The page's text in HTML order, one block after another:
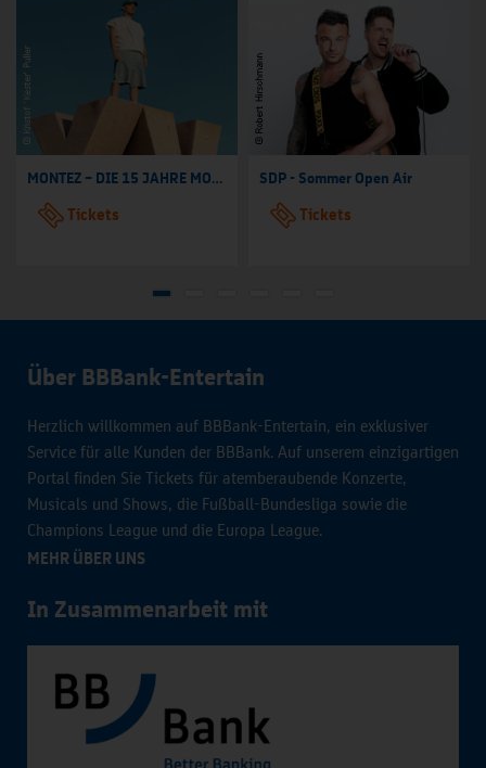
MONTEZ – DIE 15 JAHRE MONTEZ – TOUR
Tickets
SDP - Sommer Open Air
Tickets
Über BBBank-Entertain
Herzlich willkommen auf BBBank-Entertain, ein exklusiver
Service für alle Kunden der BBBank. Auf unserem einzigartigen
Portal finden Sie Tickets für atemberaubende Konzerte,
Musicals und Shows, die Fußball-Bundesliga sowie die
Champions League und die Europa League.
MEHR ÜBER UNS
In Zusammenarbeit mit